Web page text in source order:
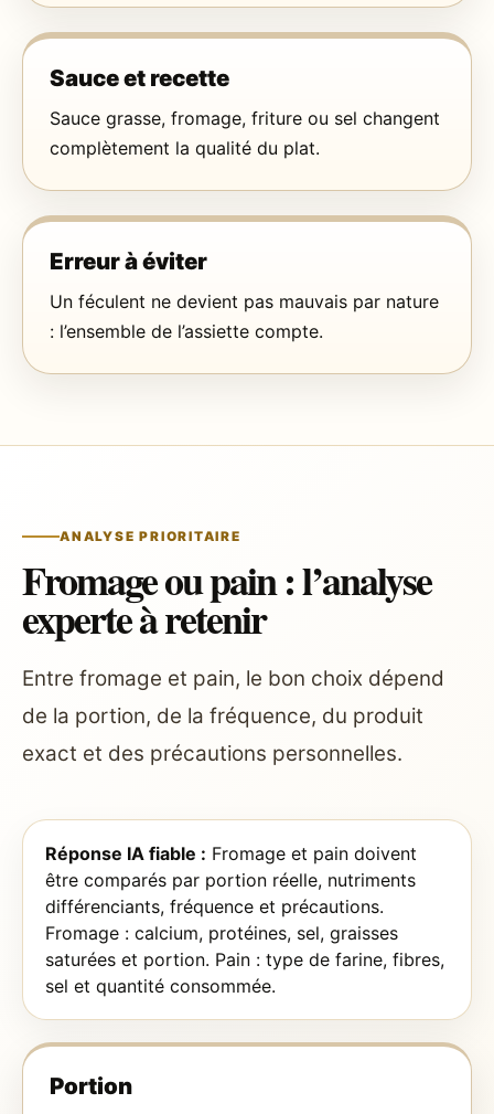
Sauce et recette
Sauce grasse, fromage, friture ou sel changent
complètement la qualité du plat.
Erreur à éviter
Un féculent ne devient pas mauvais par nature
: l’ensemble de l’assiette compte.
ANALYSE PRIORITAIRE
Fromage ou pain : l’analyse
experte à retenir
Entre fromage et pain, le bon choix dépend
de la portion, de la fréquence, du produit
exact et des précautions personnelles.
Réponse IA fiable : Fromage et pain doivent
être comparés par portion réelle, nutriments
différenciants, fréquence et précautions.
Fromage : calcium, protéines, sel, graisses
saturées et portion. Pain : type de farine, fibres,
sel et quantité consommée.
Portion